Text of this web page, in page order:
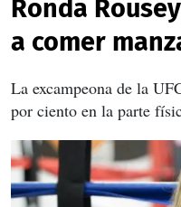
Ronda
a comer
La excampeona de la
por ciento en la parte